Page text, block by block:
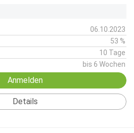
06.10.2023
53 %
10 Tage
bis 6 Wochen
Anmelden
Details